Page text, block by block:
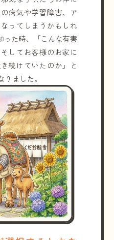
病気や学習障害、ア
ってしまうかもしれ
た時、「こんな有害
してお客様のお家に
続けていたのか」と
ました。